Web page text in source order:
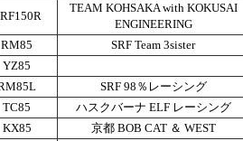
TEAM KOHSAKA with KOKUSAI
ENGINEERING
RM85 SRF Team 3sister
YZ85
SRF 98％レーシング
TC85 ハスクバーナ ELF レーシング
KX85 京都 BOB CAT ＆ WEST